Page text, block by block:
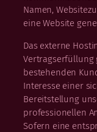
Namen,
eine Website
Das externe
Vertragserfüllung
bestehenden
Interesse einer
Bereitstellung
professionellen
Sofern eine